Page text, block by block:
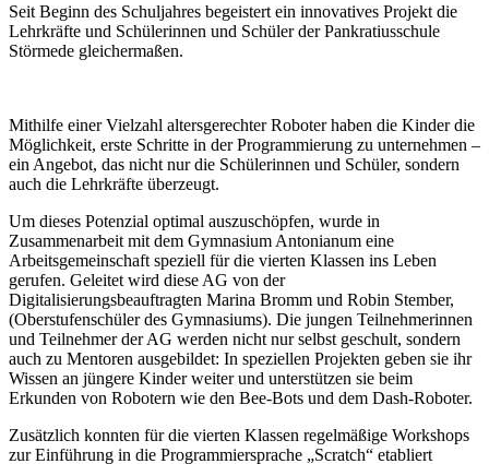
Seit Beginn des Schuljahres begeistert ein innovatives Projekt die
Lehrkräfte und Schülerinnen und Schüler der Pankratiusschule
Störmede gleichermaßen.
Mithilfe einer Vielzahl altersgerechter Roboter haben die Kinder die
Möglichkeit, erste Schritte in der Programmierung zu unternehmen –
ein Angebot, das nicht nur die Schülerinnen und Schüler, sondern
auch die Lehrkräfte überzeugt.
Um dieses Potenzial optimal auszuschöpfen, wurde in
Zusammenarbeit mit dem Gymnasium Antonianum eine
Arbeitsgemeinschaft speziell für die vierten Klassen ins Leben
gerufen. Geleitet wird diese AG von der
Digitalisierungsbeauftragten Marina Bromm und Robin Stember,
(Oberstufenschüler des Gymnasiums). Die jungen Teilnehmerinnen
und Teilnehmer der AG werden nicht nur selbst geschult, sondern
auch zu Mentoren ausgebildet: In speziellen Projekten geben sie ihr
Wissen an jüngere Kinder weiter und unterstützen sie beim
Erkunden von Robotern wie den Bee-Bots und dem Dash-Roboter.
Zusätzlich konnten für die vierten Klassen regelmäßige Workshops
zur Einführung in die Programmiersprache „Scratch“ etabliert